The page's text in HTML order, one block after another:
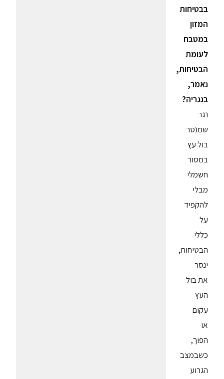
בבטיחות
המזון
במטבח
לעומת
הבטיחות,
נאמר,
בנגריה?
נגר
שמנסר
בול עץ
במסור
חשמלי
מבלי
להקפיד
על
כללי
הבטיחות,
ינסר
את בול
העץ
עקום
או
הפוך,
כשבמצב
הגרוע